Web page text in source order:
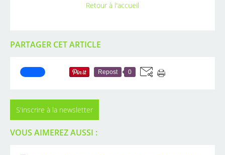
Retour à l'accueil
PARTAGER CET ARTICLE
Repost 0
S'inscrire à la newsletter
VOUS AIMEREZ AUSSI :